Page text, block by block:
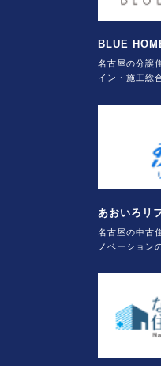
BLUE
名古屋の分譲
イン・施工総
あおいろリ
名古屋の中古
ノベーション